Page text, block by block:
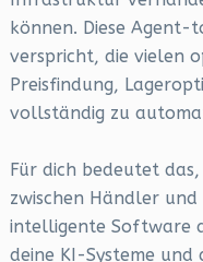
können. Diese
verspricht, die vielen
Preisfindung,
vollständig zu
Für dich bedeutet
zwischen Händler
intelligente Software
deine KI-Systeme